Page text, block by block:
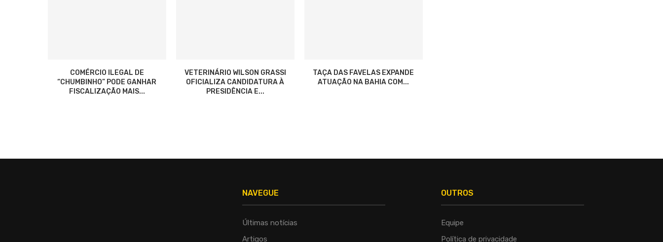
COMÉRCIO ILEGAL DE
“CHUMBINHO” PODE GANHAR
FISCALIZAÇÃO MAIS...
VETERINÁRIO WILSON GRASSI
OFICIALIZA CANDIDATURA À
PRESIDÊNCIA E...
TAÇA DAS FAVELAS EXPANDE
ATUAÇÃO NA BAHIA COM...
NAVEGUE
Últimas notícias
Artigos
OUTROS
Equipe
Política de privacidade